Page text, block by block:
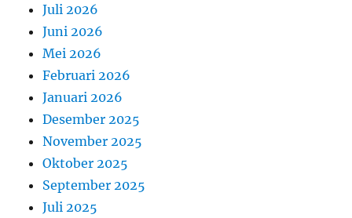
Juli 2026
Juni 2026
Mei 2026
Februari 2026
Januari 2026
Desember 2025
November 2025
Oktober 2025
September 2025
Juli 2025